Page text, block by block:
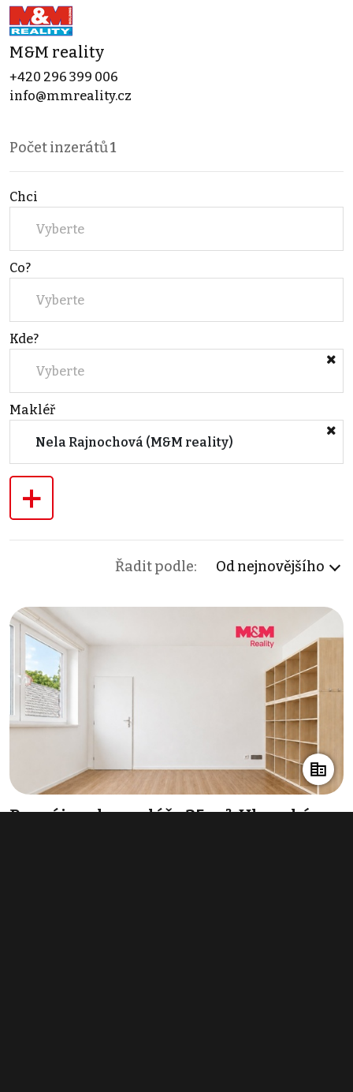
M&M reality
+420 296 399 006
info@mmreality.cz
Počet inzerátů1
Chci
Vyberte
Co?
Vyberte
Kde?
Vyberte
Makléř
Nela Rajnochová (M&M reality)
+
Řadit podle: Od nejnovějšího
Pronájem kanceláře 25 m², Uherské